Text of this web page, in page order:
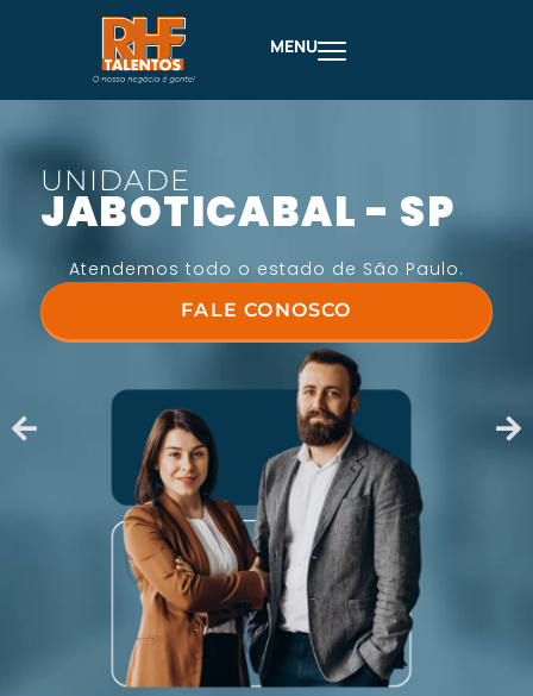
MENU
UNIDADE
JABOTICABAL - SP
Atendemos todo o estado de São Paulo.
FALE CONOSCO